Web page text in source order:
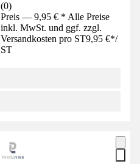
(0)
Preis — 9,95 € * Alle Preise
inkl. MwSt. und ggf. zzgl.
Versandkosten pro ST9,95 €*/
ST